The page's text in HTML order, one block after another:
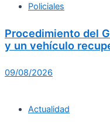
Policiales
Procedimiento del
y un vehículo
09/08/2026
Actualidad